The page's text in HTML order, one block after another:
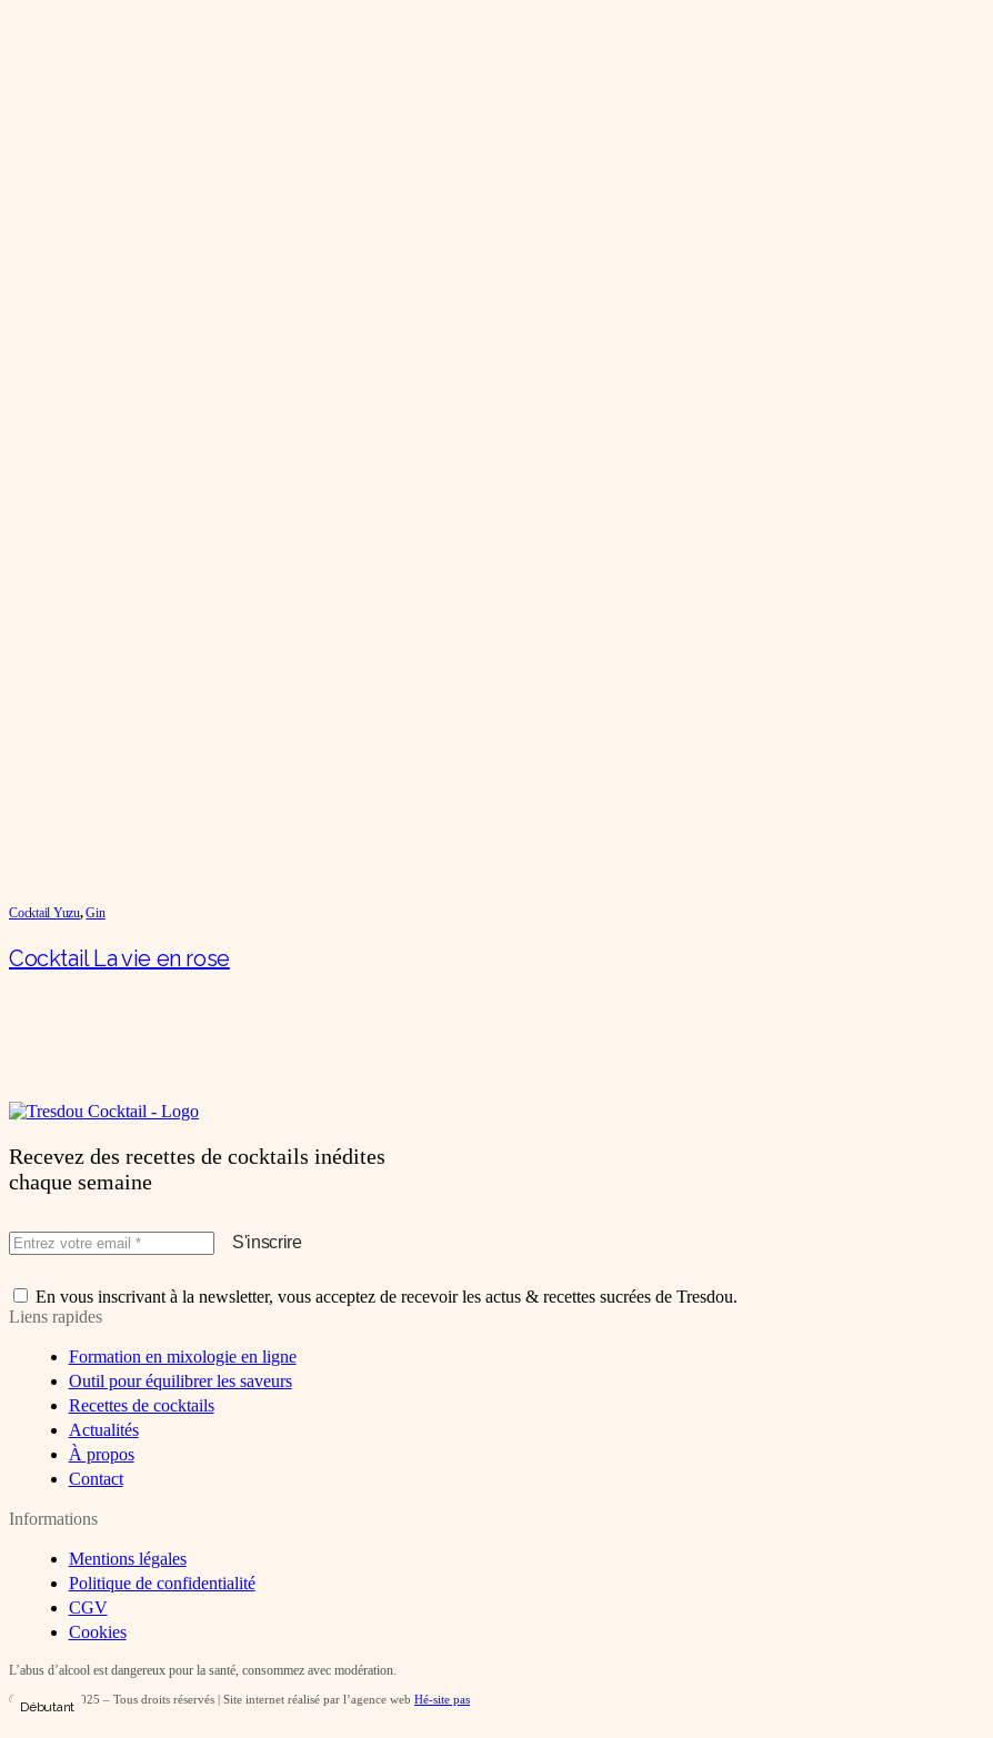
Débutant
Débutant
Cocktail Yuzu,Gin
Cocktail La vie en rose
Recevez des recettes de cocktails inédites
chaque semaine
En vous inscrivant à la newsletter, vous acceptez de recevoir les actus & recettes sucrées de Tresdou.
Liens rapides
Formation en mixologie en ligne
Outil pour équilibrer les saveurs
Recettes de cocktails
Actualités
À propos
Contact
Informations
Mentions légales
Politique de confidentialité
CGV
Cookies
L’abus d’alcool est dangereux pour la santé, consommez avec modération.
© Tresdou – 2025 – Tous droits réservés | Site internet réalisé par l’agence web Hé-site pas